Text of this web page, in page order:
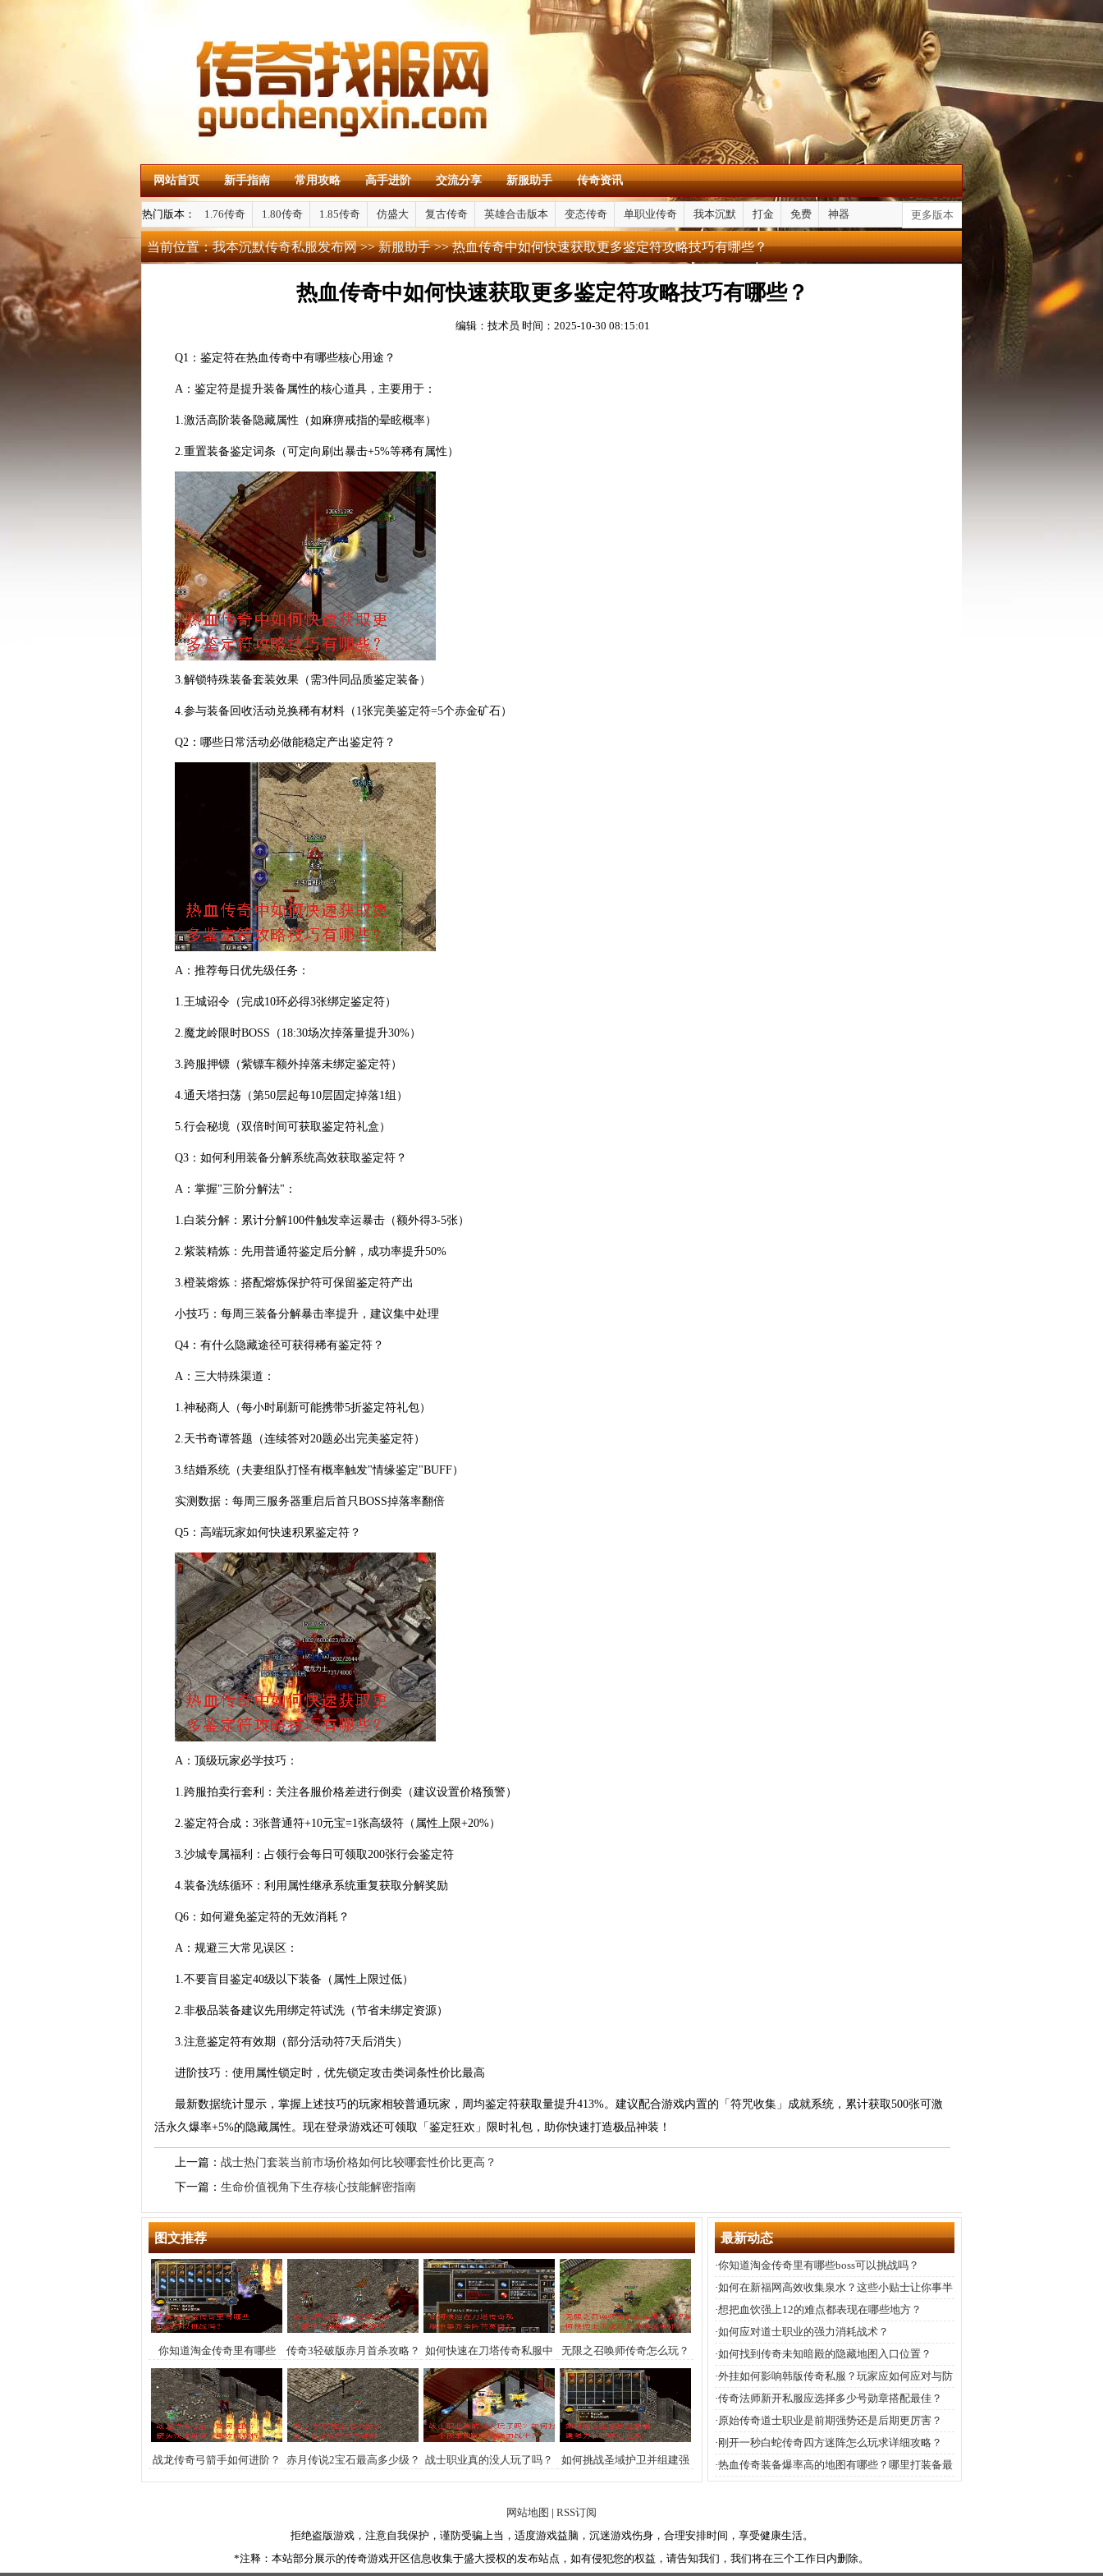
网站首页 新手指南 常用攻略 高手进阶 交流分享 新服助手 传奇资讯
热门版本： 1.76传奇 1.80传奇 1.85传奇 仿盛大 复古传奇 英雄合击版本 变态传奇 单职业传奇 我本沉默 打金 免费 神器 更多版本
当前位置：我本沉默传奇私服发布网>>新服助手>> 热血传奇中如何快速获取更多鉴定符攻略技巧有哪些？
热血传奇中如何快速获取更多鉴定符攻略技巧有哪些？
编辑：技术员 时间：2025-10-30 08:15:01
Q1：鉴定符在热血传奇中有哪些核心用途？
A：鉴定符是提升装备属性的核心道具，主要用于：
1.激活高阶装备隐藏属性（如麻痹戒指的晕眩概率）
2.重置装备鉴定词条（可定向刷出暴击+5%等稀有属性）
3.解锁特殊装备套装效果（需3件同品质鉴定装备）
4.参与装备回收活动兑换稀有材料（1张完美鉴定符=5个赤金矿石）
Q2：哪些日常活动必做能稳定产出鉴定符？
A：推荐每日优先级任务：
1.王城诏令（完成10环必得3张绑定鉴定符）
2.魔龙岭限时BOSS（18:30场次掉落量提升30%）
3.跨服押镖（紫镖车额外掉落未绑定鉴定符）
4.通天塔扫荡（第50层起每10层固定掉落1组）
5.行会秘境（双倍时间可获取鉴定符礼盒）
Q3：如何利用装备分解系统高效获取鉴定符？
A：掌握"三阶分解法"：
1.白装分解：累计分解100件触发幸运暴击（额外得3-5张）
2.紫装精炼：先用普通符鉴定后分解，成功率提升50%
3.橙装熔炼：搭配熔炼保护符可保留鉴定符产出
小技巧：每周三装备分解暴击率提升，建议集中处理
Q4：有什么隐藏途径可获得稀有鉴定符？
A：三大特殊渠道：
1.神秘商人（每小时刷新可能携带5折鉴定符礼包）
2.天书奇谭答题（连续答对20题必出完美鉴定符）
3.结婚系统（夫妻组队打怪有概率触发"情缘鉴定"BUFF）
实测数据：每周三服务器重启后首只BOSS掉落率翻倍
Q5：高端玩家如何快速积累鉴定符？
A：顶级玩家必学技巧：
1.跨服拍卖行套利：关注各服价格差进行倒卖（建议设置价格预警）
2.鉴定符合成：3张普通符+10元宝=1张高级符（属性上限+20%）
3.沙城专属福利：占领行会每日可领取200张行会鉴定符
4.装备洗练循环：利用属性继承系统重复获取分解奖励
Q6：如何避免鉴定符的无效消耗？
A：规避三大常见误区：
1.不要盲目鉴定40级以下装备（属性上限过低）
2.非极品装备建议先用绑定符试洗（节省未绑定资源）
3.注意鉴定符有效期（部分活动符7天后消失）
进阶技巧：使用属性锁定时，优先锁定攻击类词条性价比最高
最新数据统计显示，掌握上述技巧的玩家相较普通玩家，周均鉴定符获取量提升413%。建议配合游戏内置的「符咒收集」成就系统，累计获取500张可激
活永久爆率+5%的隐藏属性。现在登录游戏还可领取「鉴定狂欢」限时礼包，助你快速打造极品神装！
上一篇： 战士热门套装当前市场价格如何比较哪套性价比更高？
下一篇： 生命价值视角下生存核心技能解密指南
最新动态
·你知道淘金传奇里有哪些boss可以挑战吗？
·如何在新福网高效收集泉水？这些小贴士让你事半
功倍。
·想把血饮强上12的难点都表现在哪些地方？
·如何应对道士职业的强力消耗战术？
·如何找到传奇未知暗殿的隐藏地图入口位置？
·外挂如何影响韩版传奇私服？玩家应如何应对与防
范？
·传奇法师新开私服应选择多少号勋章搭配最佳？
·原始传奇道士职业是前期强势还是后期更厉害？
· 刚开一秒白蛇传奇四方迷阵怎么玩求详细攻略？
·热血传奇装备爆率高的地图有哪些？哪里打装备最
图文推荐
你知道淘金传奇里有哪些
boss可以挑战吗？
传奇3轻破版赤月首杀攻略？
高手速来围观独家解析
如何快速在刀塔传奇私服中
集齐全阵营英雄？
无限之召唤师传奇怎么玩？
新手如何快速上手成为大师
级召唤师？
战龙传奇弓箭手如何进阶？
箭矢疾风破敌千里攻略解析
赤月传说2宝石最高多少级？
各级属性加成详解
战士职业真的没人玩了吗？
如何打造一个能单挑BOSS的
如何挑战圣域护卫并组建强
力队伍顺利通关？
网站地图 | RSS订阅
拒绝盗版游戏，注意自我保护，谨防受骗上当，适度游戏益脑，沉迷游戏伤身，合理安排时间，享受健康生活。
*注释：本站部分展示的传奇游戏开区信息收集于盛大授权的发布站点，如有侵犯您的权益，请告知我们，我们将在三个工作日内删除。